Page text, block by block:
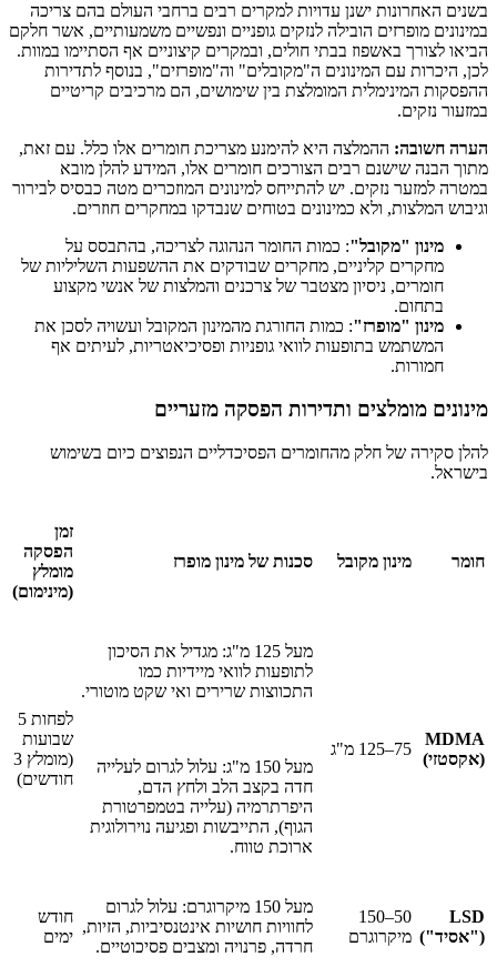
בשנים האחרונות ישנן עדויות למקרים רבים ברחבי העולם בהם צריכה
במינונים מופרזים הובילה לנזקים גופניים ונפשיים משמעותיים, אשר חלקם
הביאו לצורך באשפוז בבתי חולים, ובמקרים קיצוניים אף הסתיימו במוות.
לכן, היכרות עם המינונים ה"מקובלים" וה"מופרזים", בנוסף לתדירות
ההפסקות המינימלית המומלצת בין שימושים, הם מרכיבים קריטיים
במזעור נזקים.
הערה חשובה: ההמלצה היא להימנע מצריכת חומרים אלו כלל. עם זאת,
מתוך הבנה שישנם רבים הצורכים חומרים אלו, המידע להלן מובא
במטרה למזער נזקים. יש להתייחס למינונים המוזכרים מטה כבסיס לבירור
וגיבוש המלצות, ולא כמינונים בטוחים שנבדקו במחקרים חוזרים.
מינון "מקובל": כמות החומר הנהוגה לצריכה, בהתבסס על
מחקרים קליניים, מחקרים שבודקים את ההשפעות השליליות של
חומרים, ניסיון מצטבר של צרכנים והמלצות של אנשי מקצוע
בתחום.
מינון "מופרז": כמות החורגת מהמינון המקובל ועשויה לסכן את
המשתמש בתופעות לוואי גופניות ופסיכיאטריות, לעיתים אף
חמורות.
מינונים מומלצים ותדירות הפסקה מזעריים
להלן סקירה של חלק מהחומרים הפסיכדליים הנפוצים כיום בשימוש
בישראל.
חומר מינון מקובל סכנות של מינון מופרז
זמן
הפסקה
מומלץ
(מינימום)
MDMA
(אקסטזי)
75–125 מ"ג
מעל 125 מ"ג: מגדיל את הסיכון
לתופעות לוואי מיידיות כמו
התכווצות שרירים ואי שקט מוטורי.
מעל 150 מ"ג: עלול לגרום לעלייה
חדה בקצב הלב ולחץ הדם,
היפרתרמיה (עלייה בטמפרטורת
הגוף), התייבשות ופגיעה נוירולוגית
ארוכת טווח.
לפחות 5
שבועות
(מומלץ 3
חודשים)
LSD
("אסיד")
50–150
מיקרוגרם
מעל 150 מיקרוגרם: עלול לגרום
לחוויות חושיות אינטנסיביות, הזיות,
חרדה, פרנויה ומצבים פסיכוטיים.
חודש
ימים